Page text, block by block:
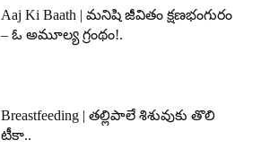
Aaj Ki Baath | మనిషి జీవితం క్షణభంగురం
– ఓ అమూల్య గ్రంథం!.
Breastfeeding | తల్లిపాలే శిశువుకు తొలి
టీకా..